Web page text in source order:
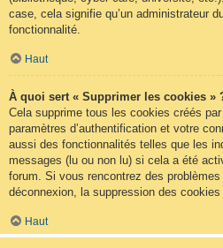
case, cela signifie qu’un administrateur
fonctionnalité.
Haut
À quoi sert « Supprimer les cookies »
Cela supprime tous les cookies créés
paramètres d’authentification et votre
aussi des fonctionnalités telles que les
messages (lu ou non lu) si cela a été
forum. Si vous rencontrez des
déconnexion, la suppression des cookies
Haut